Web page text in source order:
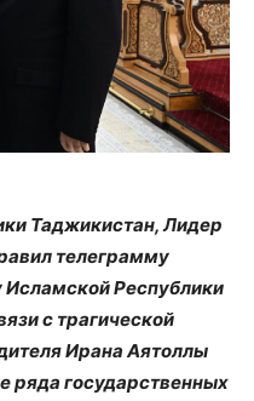
Таджикистан, Лидер
телеграмму
Исламской Республики
с трагической
Ирана Аятоллы
ряда государственных